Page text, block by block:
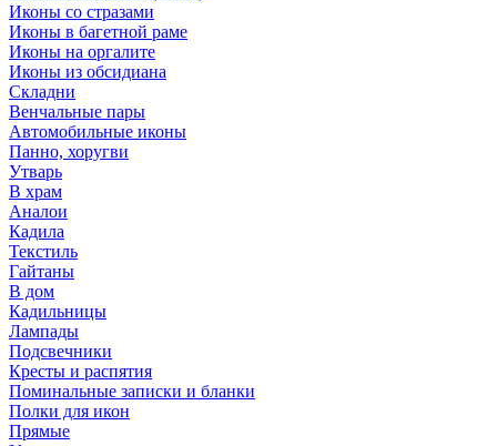
Иконы со стразами
Иконы в багетной раме
Иконы на оргалите
Иконы из обсидиана
Складни
Венчальные пары
Автомобильные иконы
Панно, хоругви
Утварь
В храм
Аналои
Кадила
Текстиль
Гайтаны
В дом
Кадильницы
Лампады
Подсвечники
Кресты и распятия
Поминальные записки и бланки
Полки для икон
Прямые